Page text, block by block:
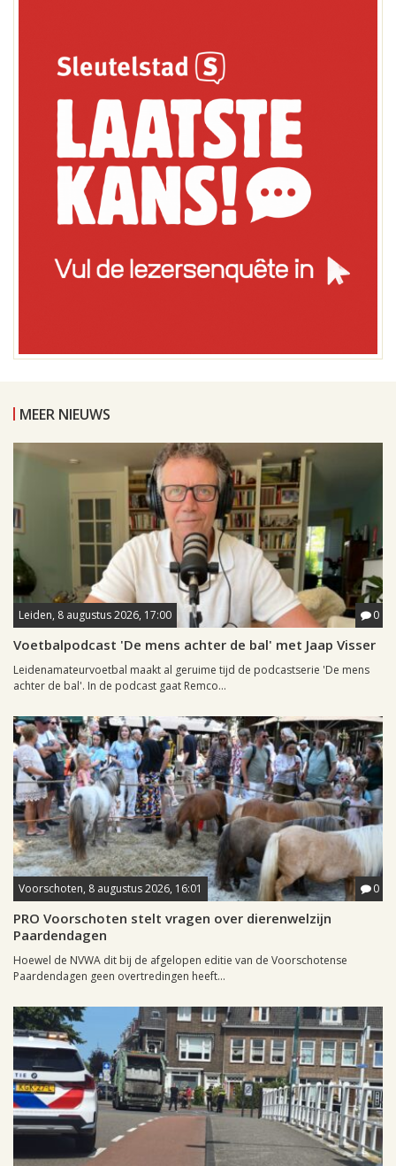
MEER NIEUWS
Leiden, 8 augustus 2026, 17:00 0
Voetbalpodcast 'De mens achter de bal' met Jaap Visser
Leidenamateurvoetbal maakt al geruime tijd de podcastserie 'De mens
achter de bal'. In de podcast gaat Remco...
Voorschoten, 8 augustus 2026, 16:01 0
PRO Voorschoten stelt vragen over dierenwelzijn
Paardendagen
Hoewel de NVWA dit bij de afgelopen editie van de Voorschotense
Paardendagen geen overtredingen heeft...